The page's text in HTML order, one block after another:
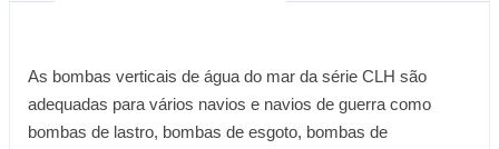
As bombas verticais de água do mar da série CLH são
adequadas para vários navios e navios de guerra como
bombas de lastro, bombas de esgoto, bombas de